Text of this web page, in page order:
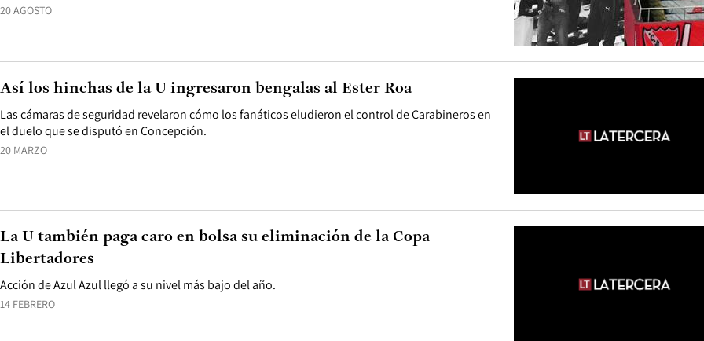
20 AGOSTO
20 MARZO
Las cámaras de seguridad revelaron cómo los fanáticos eludieron el control de Carabineros en
el duelo que se disputó en Concepción.
Así los hinchas de la U ingresaron bengalas al Ester Roa
14 FEBRERO
Acción de Azul Azul llegó a su nivel más bajo del año.
La U también paga caro en bolsa su eliminación de la Copa
Libertadores